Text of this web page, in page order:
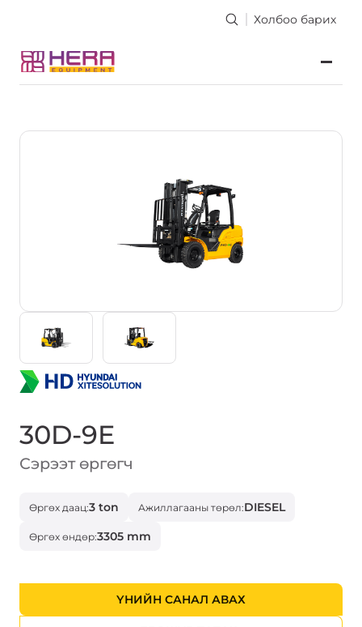
Холбоо барих
30D-9E
Сэрээт өргөгч
Өргөх даац:3 ton Ажиллагааны төрөл:DIESEL
Өргөх өндөр:3305 mm
ҮНИЙН САНАЛ АВАХ